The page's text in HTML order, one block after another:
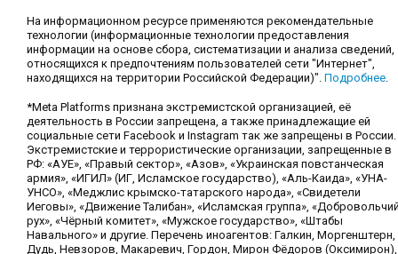
На информационном ресурсе применяются рекомендательные
технологии (информационные технологии предоставления
информации на основе сбора, систематизации и анализа сведений,
относящихся к предпочтениям пользователей сети "Интернет",
находящихся на территории Российской Федерации)". Подробнее.
*Meta Platforms признана экстремистской организацией, её
деятельность в России запрещена, а также принадлежащие ей
социальные сети Facebook и Instagram так же запрещены в России.
Экстремистские и террористические организации, запрещенные в
РФ: «АУЕ», «Правый сектор», «Азов», «Украинская повстанческая
армия», «ИГИЛ» (ИГ, Исламское государство), «Аль-Каида», «УНА-
УНСО», «Меджлис крымско-татарского народа», «Свидетели
Иеговы», «Движение Талибан», «Исламская группа»,
рух», «Чёрный комитет», «Мужское государство», «Штабы
Навального» и другие. Перечень иноагентов: Галкин, Моргенштерн,
Дудь, Невзоров, Макаревич, Гордон, Мирон Фёдоров (Оксимирон),